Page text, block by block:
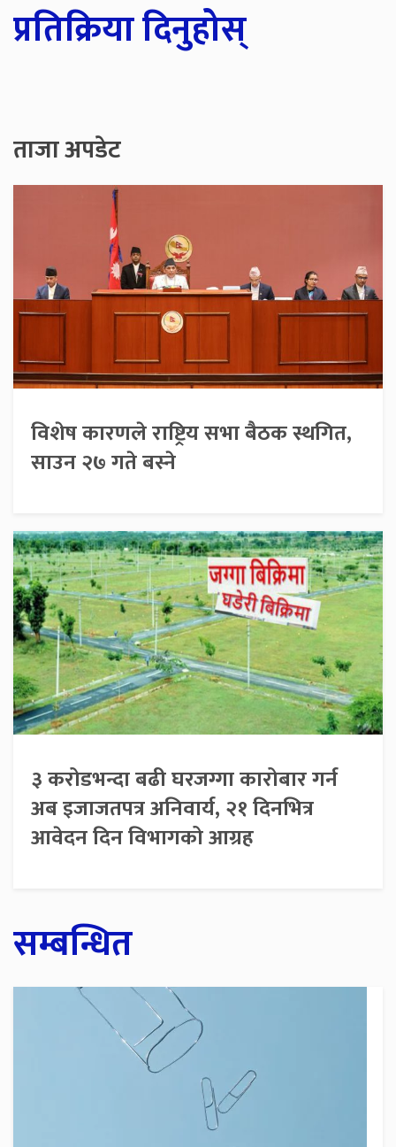
प्रतिक्रिया दिनुहोस्
ताजा अपडेट
विशेष कारणले राष्ट्रिय सभा बैठक स्थगित,
साउन २७ गते बस्ने
३ करोडभन्दा बढी घरजग्गा कारोबार गर्न
अब इजाजतपत्र अनिवार्य, २१ दिनभित्र
आवेदन दिन विभागको आग्रह
सम्बन्धित